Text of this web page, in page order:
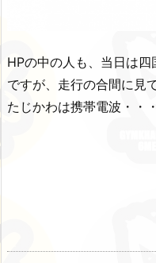
HPの中の人も、当日は
ですが、走行の合間に見
たじかわは携帯電波・・